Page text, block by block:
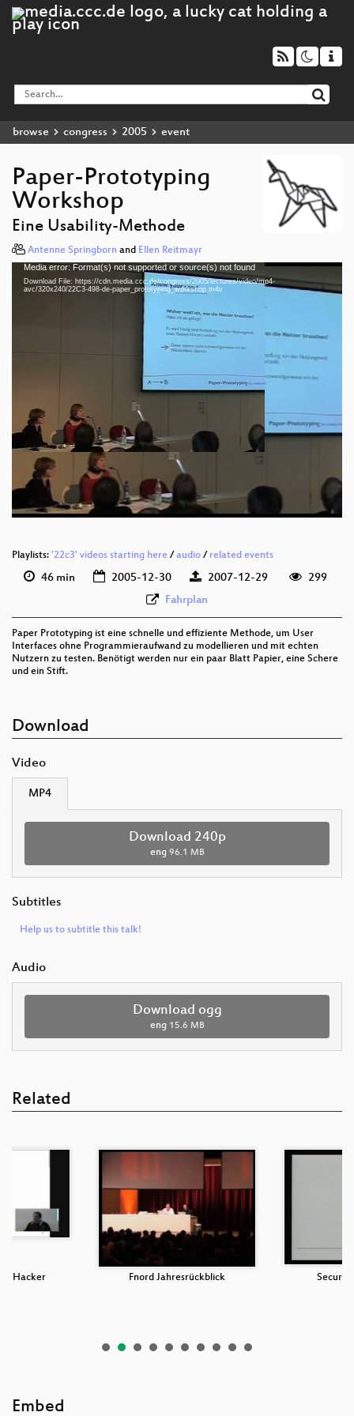
browse congress 2005 event
Paper-Prototyping
Workshop
Eine Usability-Methode
Antenne Springborn and Ellen Reitmayr
Video
Player
Media error: Format(s) not supported or source(s) not found
Download File: https://cdn.media.ccc.de/congress/2005/lectures/video/mp4-
avc/320x240/22C3-498-de-paper_prototyping_workshop.m4v
Playlists: '22c3' videos starting here /audio / related events
46 min 2005-12-30 2007-12-29
299
Fahrplan
Paper Prototyping ist eine schnelle und effiziente Methode, um User
Interfaces ohne Programmieraufwand zu modellieren und mit echten
Nutzern zu testen. Benötigt werden nur ein paar Blatt Papier, eine Schere
und ein Stift.
Download
Video
MP4
Download 240p
eng 96.1 MB
Subtitles
Help us to subtitle this talk!
Audio
Download ogg
eng 15.6 MB
Related
Hacker Fnord Jahresrückblick
Embed